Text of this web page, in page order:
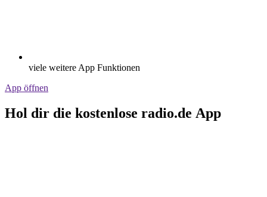
viele weitere App Funktionen
App öffnen
Hol dir die kostenlose radio.de App